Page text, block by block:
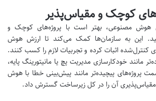
کوچک و مقیاس‌پذیر
هوش مصنوعی، بهتر است با پروژه‌های کوچک و
این به سازمان‌ها کمک می‌کند تا ارزش هوش
کنترل‌شده اثبات کرده و تجربیات لازم را کسب کنند.
مانند خودکارسازی مدیریت پچ یا مانیتورینگ پایه،
پروژه‌های پیچیده‌تر مانند پیش‌بینی خطا با هوش
آن را در کل زیرساخت گسترش داد.